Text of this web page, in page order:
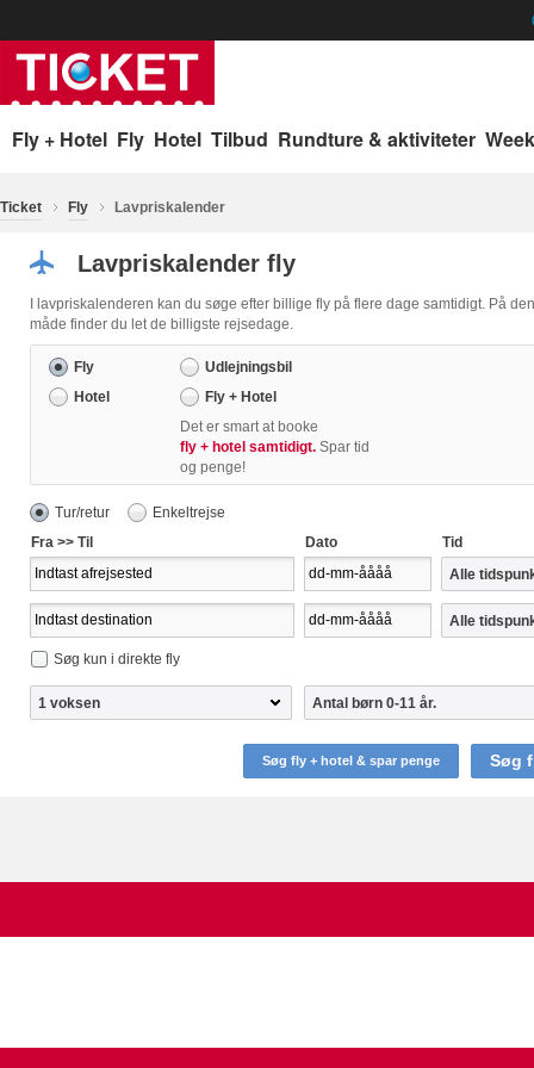
Fly + Hotel Fly Hotel Tilbud Rundture & aktiviteter
Ticket Fly Lavpriskalender
Lavpriskalender fly
I lavpriskalenderen kan du søge efter billige fly på flere dage samtidigt. På den
måde finder du let de billigste rejsedage.
Fly
Hotel
Udlejningsbil
Fly + Hotel
Det er smart at booke
fly + hotel samtidigt. Spar tid
og penge!
Tur/retur
Enkeltrejse
Fra >> Til
Dato Tid
Søg kun i direkte fly
Søg
Søg fly + hotel & spar penge